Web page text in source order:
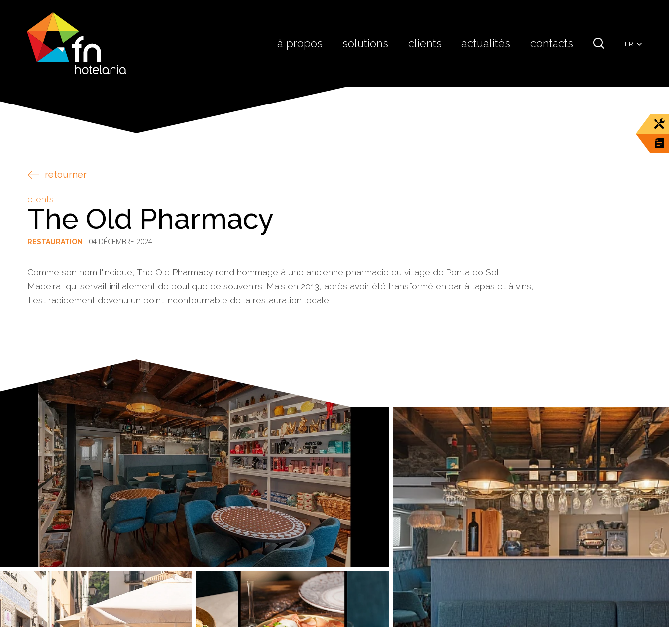
à propos solutions clients actualités contacts FR
retourner
clients
The Old Pharmacy
RESTAURATION 04 DÉCEMBRE 2024
Comme son nom l'indique, The Old Pharmacy rend hommage à une ancienne pharmacie du village de Ponta do Sol,
Madeira, qui servait initialement de boutique de souvenirs. Mais en 2013, après avoir été transformé en bar à tapas et à vins,
il est rapidement devenu un point incontournable de la restauration locale.